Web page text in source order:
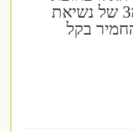
הברכה ולהחמיר בדיבר ה3 של נשיאת
בקל